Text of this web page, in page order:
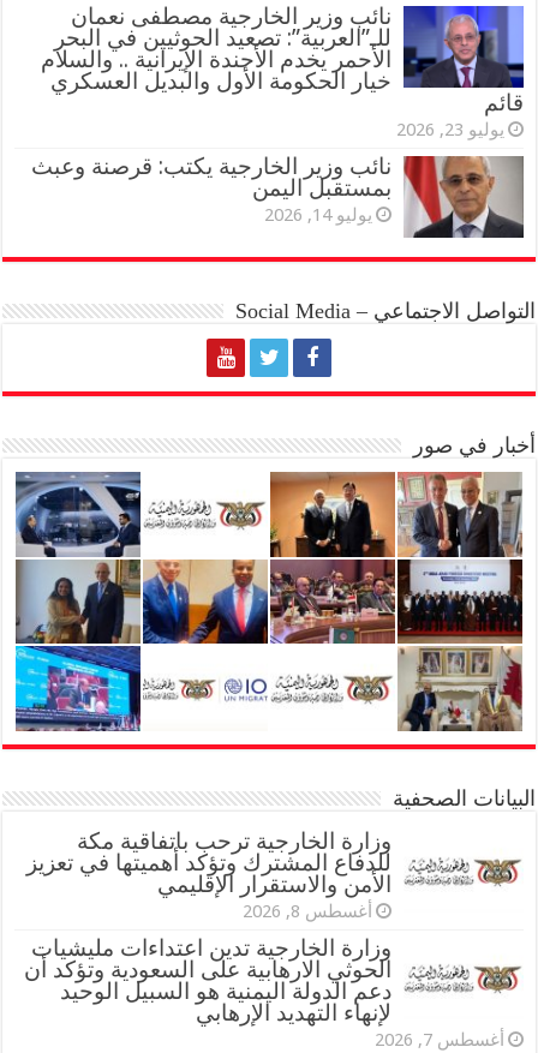
نائب وزير الخارجية مصطفى نعمان
للـ”العربية”: تصعيد الحوثيين في البحر
الأحمر يخدم الأجندة الإيرانية .. والسلام
خيار الحكومة الأول والبديل العسكري
قائم
يوليو 23, 2026
نائب وزير الخارجية يكتب: قرصنة وعبث
بمستقبل اليمن
يوليو 14, 2026
التواصل الاجتماعي – Social Media
أخبار في صور
البيانات الصحفية
وزارة الخارجية ترحب باتفاقية مكة
للدفاع المشترك وتؤكد أهميتها في تعزيز
الأمن والاستقرار الإقليمي
أغسطس 8, 2026
وزارة الخارجية تدين اعتداءات مليشيات
الحوثي الارهابية على السعودية وتؤكد أن
دعم الدولة اليمنية هو السبيل الوحيد
لإنهاء التهديد الإرهابي
أغسطس 7, 2026